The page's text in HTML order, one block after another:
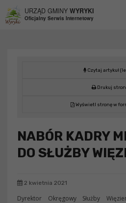
URZĄD GMINY WYRYKI
Oficjalny Serwis Internetowy
Czytaj artykuł
Drukuj
Wyświetl stronę w
NABÓR KADRY
DO SŁUŻBY
2 kwietnia 2021
Dyrektor Okręgowy Służby